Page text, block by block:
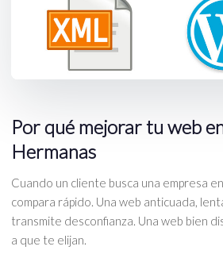
Por qué mejorar tu web
Hermanas
Cuando un cliente busca una empresa
compara rápido. Una web anticuada,
transmite desconfianza. Una web bien
a que te elijan.